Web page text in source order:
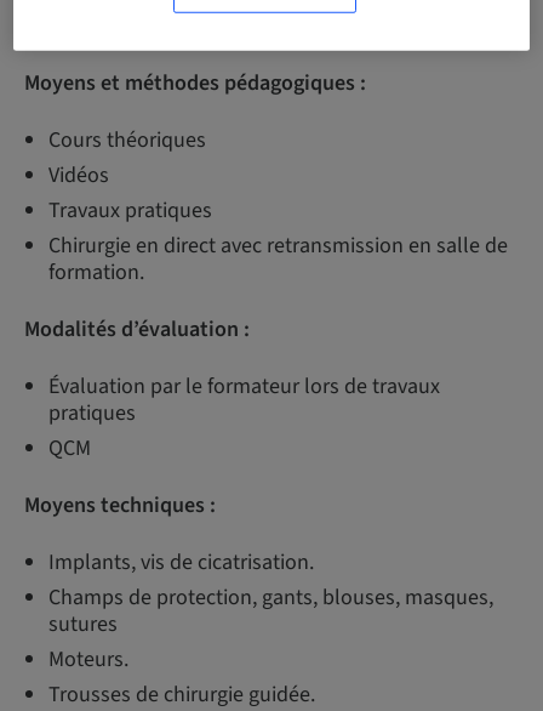
Moyens et méthodes pédagogiques :
Cours théoriques
Vidéos
Travaux pratiques
Chirurgie en direct avec retransmission en salle de
formation.
Modalités d’évaluation :
Évaluation par le formateur lors de travaux
pratiques
QCM
Moyens techniques :
Implants, vis de cicatrisation.
Champs de protection, gants, blouses, masques,
sutures
Moteurs.
Trousses de chirurgie guidée.